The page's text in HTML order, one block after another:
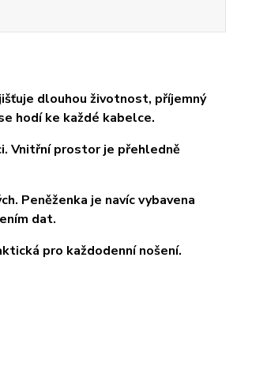
dlouhou životnost, příjemný
hodí ke každé kabelce.
Vnitřní prostor je přehledně
Peněženka je navíc vybavena
dat.
pro každodenní nošení.